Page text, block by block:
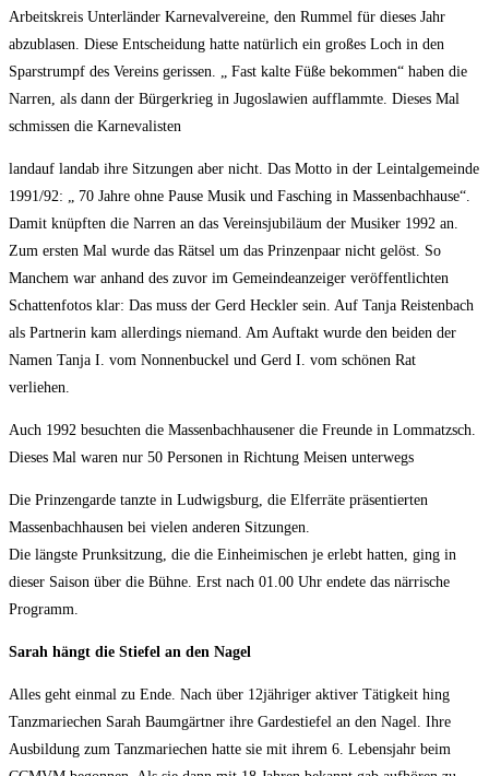
Arbeitskreis Unterländer Karnevalvereine, den Rummel für dieses Jahr
abzublasen. Diese Entscheidung hatte natürlich ein großes Loch in den
Sparstrumpf des Vereins gerissen. „ Fast kalte Füße bekommen“ haben die
Narren, als dann der Bürgerkrieg in Jugoslawien aufflammte. Dieses Mal
schmissen die Karnevalisten
landauf landab ihre Sitzungen aber nicht. Das Motto in der Leintalgemeinde
1991/92: „ 70 Jahre ohne Pause Musik und Fasching in Massenbachhause“.
Damit knüpften die Narren an das Vereinsjubiläum der Musiker 1992 an.
Zum ersten Mal wurde das Rätsel um das Prinzenpaar nicht gelöst. So
Manchem war anhand des zuvor im Gemeindeanzeiger veröffentlichten
Schattenfotos klar: Das muss der Gerd Heckler sein. Auf Tanja Reistenbach
als Partnerin kam allerdings niemand. Am Auftakt wurde den beiden der
Namen Tanja I. vom Nonnenbuckel und Gerd I. vom schönen Rat
verliehen.
Auch 1992 besuchten die Massenbachhausener die Freunde in Lommatzsch.
Dieses Mal waren nur 50 Personen in Richtung Meisen unterwegs
Die Prinzengarde tanzte in Ludwigsburg, die Elferräte präsentierten
Massenbachhausen bei vielen anderen Sitzungen.
Die längste Prunksitzung, die die Einheimischen je erlebt hatten, ging in
dieser Saison über die Bühne. Erst nach 01.00 Uhr endete das närrische
Programm.
Sarah hängt die Stiefel an den Nagel
Alles geht einmal zu Ende. Nach über 12jähriger aktiver Tätigkeit hing
Tanzmariechen Sarah Baumgärtner ihre Gardestiefel an den Nagel. Ihre
Ausbildung zum Tanzmariechen hatte sie mit ihrem 6. Lebensjahr beim